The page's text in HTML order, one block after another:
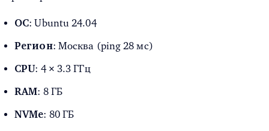
ОС: Ubuntu 24.04
Регион: Москва (ping 28 мс)
CPU: 4 × 3.3 ГГц
RAM: 8 ГБ
NVMe: 80 ГБ